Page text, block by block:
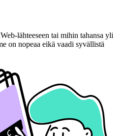
lähteeseen tai mihin tahansa yli
on nopeaa eikä vaadi syvällistä